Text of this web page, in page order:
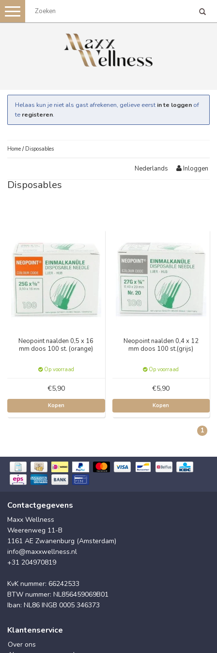
Toggle
navigation
Helaas kun je niet als gast afrekenen, gelieve eerst in te loggen of
te registeren.
Home / Disposables
Nederlands Inloggen
Disposables
Neopoint naalden 0,5 x 16
mm doos 100 st. (orange)
Op voorraad
€5,90
Kopen
Neopoint naalden 0,4 x 12
mm doos 100 st.(grijs)
Op voorraad
€5,90
Kopen
1
Contactgegevens
Maxx Wellness
Weerenweg 11-B
1161 AE Zwanenburg (Amsterdam)
info@maxxwellness.nl
+31 204970819
KvK nummer: 66242533
BTW nummer: NL856459069B01
Iban: NL86 INGB 0005 346373
Klantenservice
Over ons